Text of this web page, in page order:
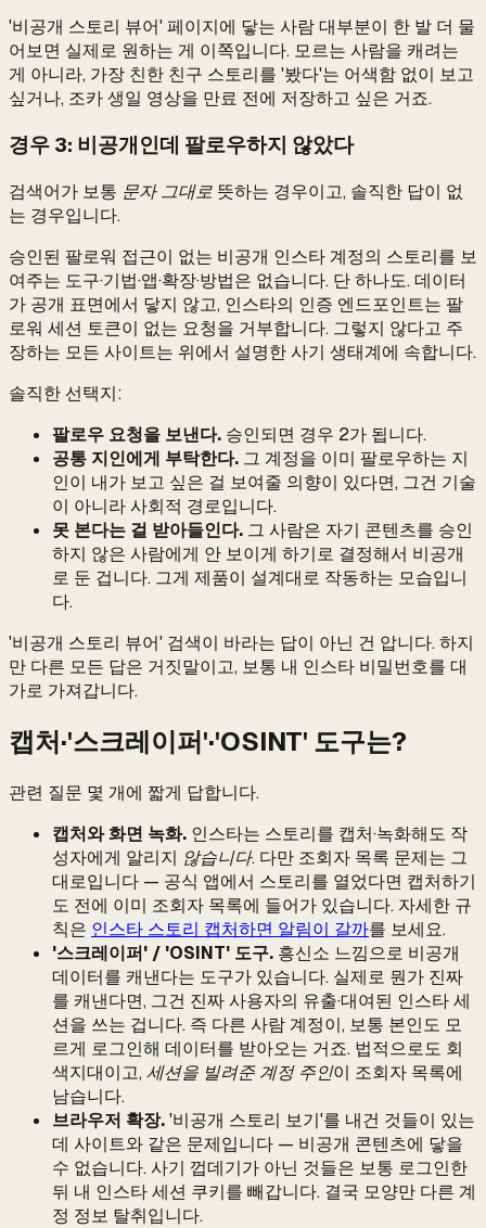
'비공개 스토리 뷰어' 페이지에 닿는 사람 대부분이 한 발 더 물
어보면 실제로 원하는 게 이쪽입니다. 모르는 사람을 캐려는
게 아니라, 가장 친한 친구 스토리를 '봤다'는 어색함 없이 보고
싶거나, 조카 생일 영상을 만료 전에 저장하고 싶은 거죠.
경우 3: 비공개인데 팔로우하지 않았다
검색어가 보통 문자 그대로 뜻하는 경우이고, 솔직한 답이 없
는 경우입니다.
승인된 팔로워 접근이 없는 비공개 인스타 계정의 스토리를 보
여주는 도구·기법·앱·확장·방법은 없습니다. 단 하나도. 데이터
가 공개 표면에서 닿지 않고, 인스타의 인증 엔드포인트는 팔
로워 세션 토큰이 없는 요청을 거부합니다. 그렇지 않다고 주
장하는 모든 사이트는 위에서 설명한 사기 생태계에 속합니다.
솔직한 선택지:
팔로우 요청을 보낸다. 승인되면 경우 2가 됩니다.
공통 지인에게 부탁한다. 그 계정을 이미 팔로우하는 지
인이 내가 보고 싶은 걸 보여줄 의향이 있다면, 그건 기술
이 아니라 사회적 경로입니다.
못 본다는 걸 받아들인다. 그 사람은 자기 콘텐츠를 승인
하지 않은 사람에게 안 보이게 하기로 결정해서 비공개
로 둔 겁니다. 그게 제품이 설계대로 작동하는 모습입니
다.
'비공개 스토리 뷰어' 검색이 바라는 답이 아닌 건 압니다. 하지
만 다른 모든 답은 거짓말이고, 보통 내 인스타 비밀번호를 대
가로 가져갑니다.
캡처·'스크레이퍼'·'OSINT' 도구는?
관련 질문 몇 개에 짧게 답합니다.
캡처와 화면 녹화. 인스타는 스토리를 캡처·녹화해도 작
성자에게 알리지 않습니다. 다만 조회자 목록 문제는 그
대로입니다 — 공식 앱에서 스토리를 열었다면 캡처하기
도 전에 이미 조회자 목록에 들어가 있습니다. 자세한 규
칙은 인스타 스토리 캡처하면 알림이 갈까를 보세요.
'스크레이퍼' / 'OSINT' 도구. 흥신소 느낌으로 비공개
데이터를 캐낸다는 도구가 있습니다. 실제로 뭔가 진짜
를 캐낸다면, 그건 진짜 사용자의 유출·대여된 인스타 세
션을 쓰는 겁니다. 즉 다른 사람 계정이, 보통 본인도 모
르게 로그인해 데이터를 받아오는 거죠. 법적으로도 회
색지대이고, 세션을 빌려준 계정 주인이 조회자 목록에
남습니다.
브라우저 확장.'비공개 스토리 보기'를 내건 것들이 있는
데 사이트와 같은 문제입니다 — 비공개 콘텐츠에 닿을
수 없습니다. 사기 껍데기가 아닌 것들은 보통 로그인한
뒤 내 인스타 세션 쿠키를 빼갑니다. 결국 모양만 다른 계
정 정보 탈취입니다.